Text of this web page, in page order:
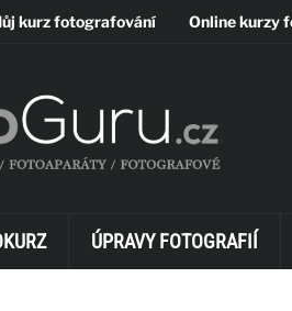
kurz fotografování Online kurzy
ÚPRAVY FOTOGRAFIÍ